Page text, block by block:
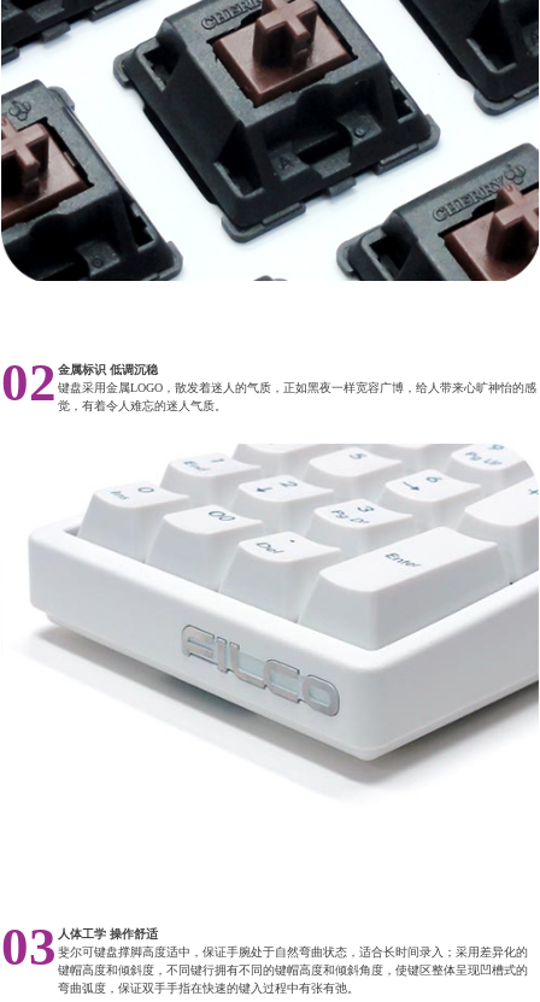
02 金属标识 低调沉稳
键盘采用金属LOGO，散发着迷人的气质，正如黑夜一样宽容广博，给人带来心旷神怡的感
觉，有着令人难忘的迷人气质。
03 人体工学 操作舒适
斐尔可键盘撑脚高度适中，保证手腕处于自然弯曲状态，适合长时间录入；采用差异化的
键帽高度和倾斜度，不同键行拥有不同的键帽高度和倾斜角度，使键区整体呈现凹槽式的
弯曲弧度，保证双手手指在快速的键入过程中有张有弛。